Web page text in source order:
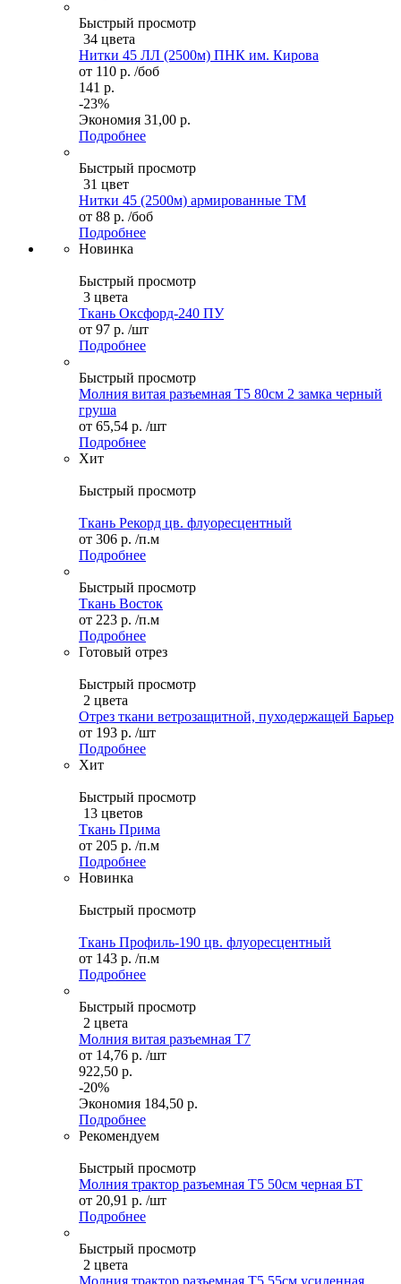
Быстрый просмотр
34 цвета
Нитки 45 ЛЛ (2500м) ПНК им. Кирова
от 110 р. /боб
141 р.
-23%
Экономия 31,00 р.
Подробнее
Быстрый просмотр
31 цвет
Нитки 45 (2500м) армированные ТМ
от 88 р. /боб
Подробнее
Новинка
Быстрый просмотр
3 цвета
Ткань Оксфорд-240 ПУ
от 97 р. /шт
Подробнее
Быстрый просмотр
Молния витая разъемная Т5 80см 2 замка черный
груша
от 65,54 р. /шт
Подробнее
Хит
Быстрый просмотр
Ткань Рекорд цв. флуоресцентный
от 306 р. /п.м
Подробнее
Быстрый просмотр
Ткань Восток
от 223 р. /п.м
Подробнее
Готовый отрез
Быстрый просмотр
2 цвета
Отрез ткани ветрозащитной, пуходержащей Барьер
от 193 р. /шт
Подробнее
Хит
Быстрый просмотр
13 цветов
Ткань Прима
от 205 р. /п.м
Подробнее
Новинка
Быстрый просмотр
Ткань Профиль-190 цв. флуоресцентный
от 143 р. /п.м
Подробнее
Быстрый просмотр
2 цвета
Молния витая разъемная Т7
от 14,76 р. /шт
922,50 р.
-20%
Экономия 184,50 р.
Подробнее
Рекомендуем
Быстрый просмотр
Молния трактор разъемная Т5 50см черная БТ
от 20,91 р. /шт
Подробнее
Быстрый просмотр
2 цвета
Молния трактор разъемная Т5 55см усиленная